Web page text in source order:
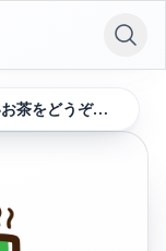
あたたかいお茶をどうぞするひよこ